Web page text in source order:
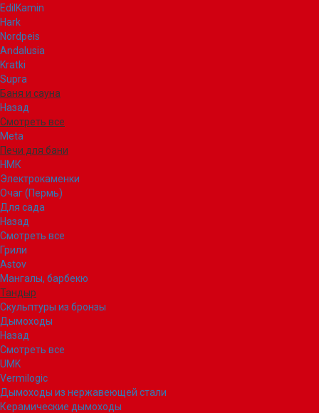
EdilKamin
Hark
Nordpeis
Andalusia
Kratki
Supra
Баня и сауна
Назад
Смотреть все
Meta
Печи для бани
НМК
Электрокаменки
Очаг (Пермь)
Для сада
Назад
Смотреть все
Грили
Astov
Мангалы, барбекю
Тандыр
Скульптуры из бронзы
Дымоходы
Назад
Смотреть все
UMK
Vermilogic
Дымоходы из нержавеющей стали
Керамические дымоходы